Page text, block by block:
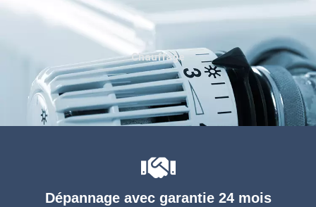
Dépannage avec garantie 24 mois
Chauffage